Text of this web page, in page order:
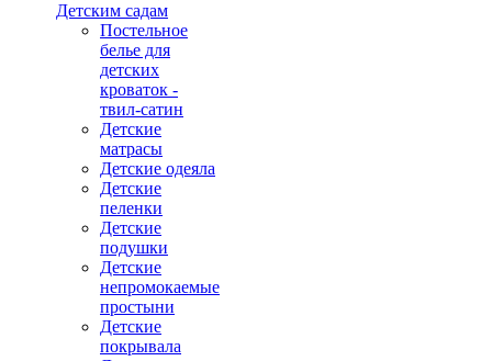
Детским садам
Постельное
белье для
детских
кроваток -
твил-сатин
Детские
матрасы
Детские одеяла
Детские
пеленки
Детские
подушки
Детские
непромокаемые
простыни
Детские
покрывала